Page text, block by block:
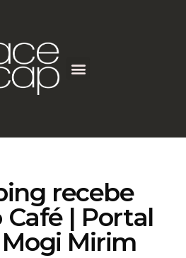
recebe
Café | Portal
Mirim